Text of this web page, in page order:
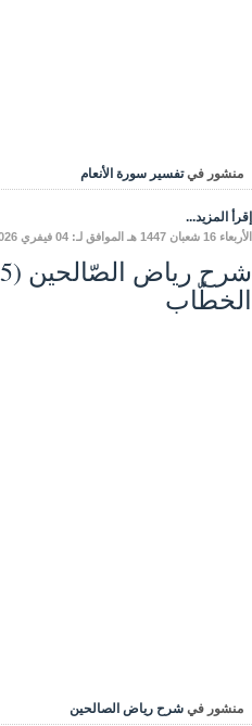
منشور في تفسير سورة الأنعام
إقرأ المزيد...
الأربعاء 16 شعبان 1447 هـ الموافق لـ: 04 فيفري 2026 05:41
الخطّاب
منشور في شرح رياض الصالحين